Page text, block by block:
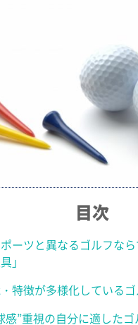
目次
ーツと異なるゴルフなら
」
特徴が多様化しているゴ
感”重視の自分に適した